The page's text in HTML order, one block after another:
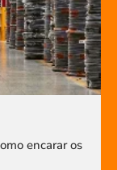
encarar os